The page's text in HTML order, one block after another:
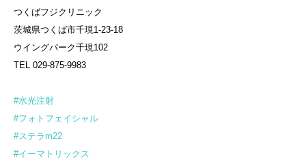
つくばフジクリニック
茨城県つくば市千現1-23-18
ウイングパーク千現102
TEL 029-875-9983⁡
#水光注射
#フォトフェイシャル
#ステラm22
#イーマトリックス